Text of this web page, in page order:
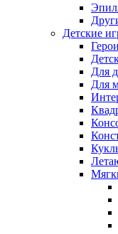
Детские
Для
Для